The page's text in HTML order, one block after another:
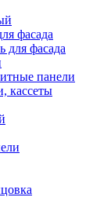
фасада
для фасада
панели
кассеты